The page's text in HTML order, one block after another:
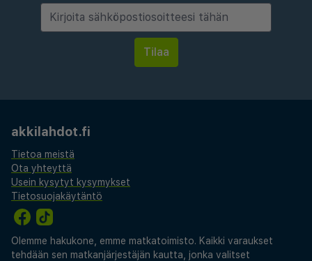
akkilahdot.fi
Tietoa meistä
Ota yhteyttä
Usein kysytyt kysymykset
Tietosuojakäytäntö
Olemme hakukone, emme matkatoimisto. Kaikki varaukset
tehdään sen matkanjärjestäjän kautta, jonka valitset